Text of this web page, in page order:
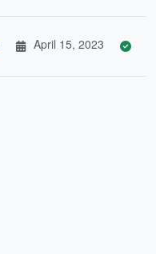
April 15, 2023